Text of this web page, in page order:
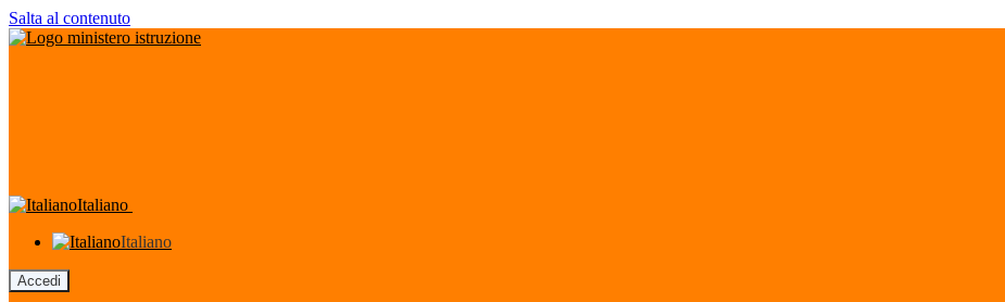
Salta al contenuto
Italiano
Italiano
Accedi